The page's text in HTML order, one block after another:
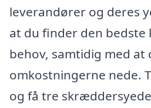
leverandører og deres
at du finder den bedste
behov, samtidig med at
omkostningerne nede.
og få tre